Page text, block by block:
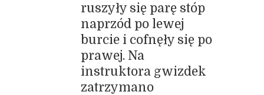
ruszyły się parę stóp
naprzód po lewej
burcie i cofnęły się po
prawej. Na
instruktora gwizdek
zatrzymano